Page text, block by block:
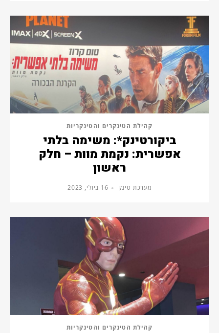
קהילת הטינקרים והטינקריות
ביקורטינק*: משימה בלתי
אפשרית: נקמת מוות – חלק
ראשון
מערכת טינק 16 ביולי, 2023
קהילת הטינקרים והטינקריות